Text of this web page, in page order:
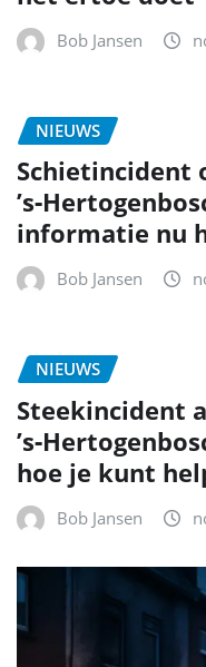
Bob Jansen
NIEUWS
Schietincident
informatie nu
Bob Jansen
NIEUWS
Steekincident
hoe je kunt
Bob Jansen